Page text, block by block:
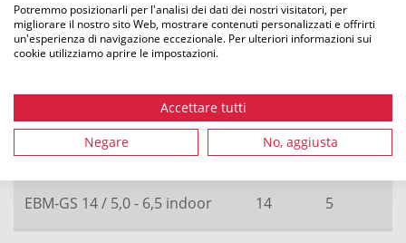
Potremmo posizionarli per l'analisi dei dati dei nostri visitatori, per
migliorare il nostro sito Web, mostrare contenuti personalizzati e offrirti
un'esperienza di navigazione eccezionale. Per ulteriori informazioni sui
cookie utilizziamo aprire le impostazioni.
Accettare tutti
Negare No, aggiusta
EBM-GS 10 / 5,0 - 6,5 indoor 10 5
EBM-GS 12 / 3,0 - 5,0 indoor 12 3
EBM-GS 12 / 5,0 - 6,5 indoor 12 5
EBM-GS 14 / 5,0 - 6,5 indoor 14 5